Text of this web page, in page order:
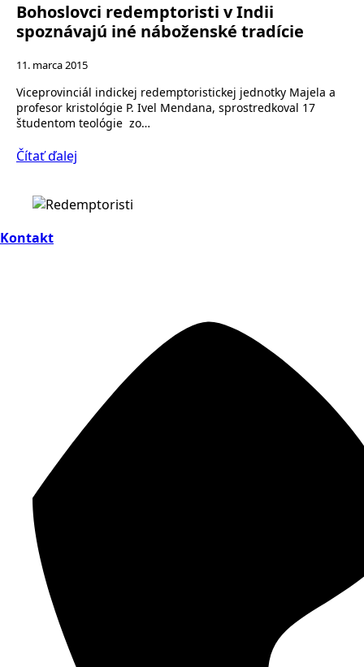
Bohoslovci redemptoristi v Indii
spoznávajú iné náboženské tradície
11. marca 2015
Viceprovinciál indickej redemptoristickej jednotky Majela a
profesor kristológie P. Ivel Mendana, sprostredkoval 17
študentom teológie zo…
Čítať ďalej
Kontakt